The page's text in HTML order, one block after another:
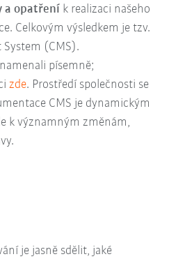
a opatření k realizaci našeho
Celkovým výsledkem je tzv.
(CMS).
písemně;
zde. Prostředí společnosti se
CMS je dynamickým
k významným změnám,
je jasně sdělit, jaké